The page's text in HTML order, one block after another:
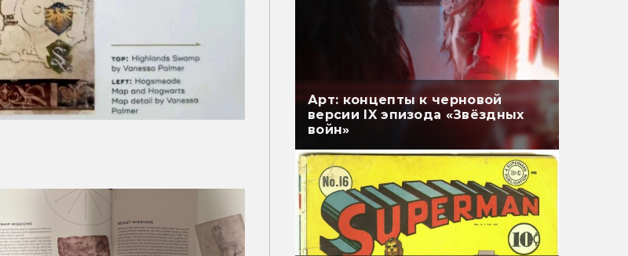
Арт: концепты к черновой
версии IX эпизода «Звёздных
войн»